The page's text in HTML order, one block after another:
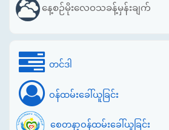
နေ့စဉ်မိုးလေဝသခန့်မှန်းချက်
တင်ဒါ
ဝန်ထမ်းခေါ်ယူခြင်း
စေတနာ့ဝန်ထမ်းခေါ်ယူခြင်း